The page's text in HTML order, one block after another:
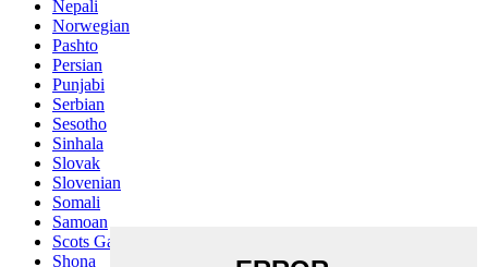
Nepali
Norwegian
Pashto
Persian
Punjabi
Serbian
Sesotho
Sinhala
Slovak
Slovenian
Somali
Samoan
Scots Gaelic
Shona